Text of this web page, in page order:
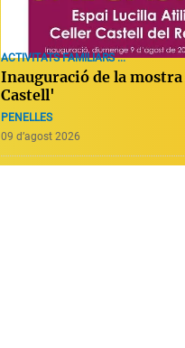
ACTIVITATS FAMILIARS ...
Inauguració de la mostra
Castell'
PENELLES
09 d’agost 2026